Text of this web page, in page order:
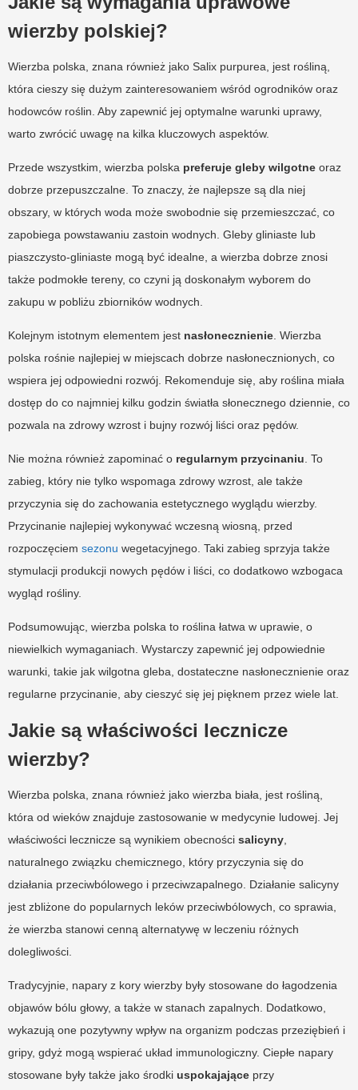
wierzby polskiej?
Wierzba polska, znana również jako Salix purpurea, jest rośliną,
która cieszy się dużym zainteresowaniem wśród ogrodników oraz
hodowców roślin. Aby zapewnić jej optymalne warunki uprawy,
warto zwrócić uwagę na kilka kluczowych aspektów.
Przede wszystkim, wierzba polska preferuje gleby wilgotne oraz
dobrze przepuszczalne. To znaczy, że najlepsze są dla niej
obszary, w których woda może swobodnie się przemieszczać, co
zapobiega powstawaniu zastoin wodnych. Gleby gliniaste lub
piaszczysto-gliniaste mogą być idealne, a wierzba dobrze znosi
także podmokłe tereny, co czyni ją doskonałym wyborem do
zakupu w pobliżu zbiorników wodnych.
Kolejnym istotnym elementem jest nasłonecznienie. Wierzba
polska rośnie najlepiej w miejscach dobrze nasłonecznionych, co
wspiera jej odpowiedni rozwój. Rekomenduje się, aby roślina miała
dostęp do co najmniej kilku godzin światła słonecznego dziennie, co
pozwala na zdrowy wzrost i bujny rozwój liści oraz pędów.
Nie można również zapominać o regularnym przycinaniu. To
zabieg, który nie tylko wspomaga zdrowy wzrost, ale także
przyczynia się do zachowania estetycznego wyglądu wierzby.
Przycinanie najlepiej wykonywać wczesną wiosną, przed
rozpoczęciem sezonu wegetacyjnego. Taki zabieg sprzyja także
stymulacji produkcji nowych pędów i liści, co dodatkowo wzbogaca
wygląd rośliny.
Podsumowując, wierzba polska to roślina łatwa w uprawie, o
niewielkich wymaganiach. Wystarczy zapewnić jej odpowiednie
warunki, takie jak wilgotna gleba, dostateczne nasłonecznienie oraz
regularne przycinanie, aby cieszyć się jej pięknem przez wiele lat.
Jakie są właściwości lecznicze
wierzby?
Wierzba polska, znana również jako wierzba biała, jest rośliną,
która od wieków znajduje zastosowanie w medycynie ludowej. Jej
właściwości lecznicze są wynikiem obecności salicyny,
naturalnego związku chemicznego, który przyczynia się do
działania przeciwbólowego i przeciwzapalnego. Działanie salicyny
jest zbliżone do popularnych leków przeciwbólowych, co sprawia,
że wierzba stanowi cenną alternatywę w leczeniu różnych
dolegliwości.
Tradycyjnie, napary z kory wierzby były stosowane do łagodzenia
objawów bólu głowy, a także w stanach zapalnych. Dodatkowo,
wykazują one pozytywny wpływ na organizm podczas przeziębień i
gripy, gdyż mogą wspierać układ immunologiczny. Ciepłe napary
stosowane były także jako środki uspokajające przy